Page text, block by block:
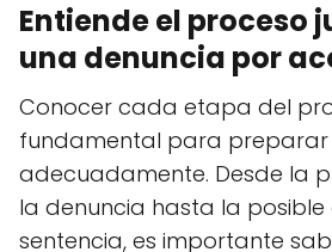
Entiende el proceso
una denuncia por
Conocer cada etapa del
fundamental para preparar
adecuadamente. Desde la
la denuncia hasta la
sentencia, es importante